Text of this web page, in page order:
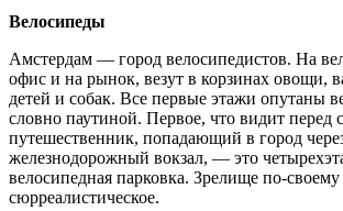
Велосипеды
Амстердам — город велосипедистов. На
офис и на рынок, везут в корзинах овощи,
детей и собак. Все первые этажи опутаны
словно паутиной. Первое, что видит перед
путешественник, попадающий в город
железнодорожный вокзал, — это
велосипедная парковка. Зрелище по-своему
сюрреалистическое.